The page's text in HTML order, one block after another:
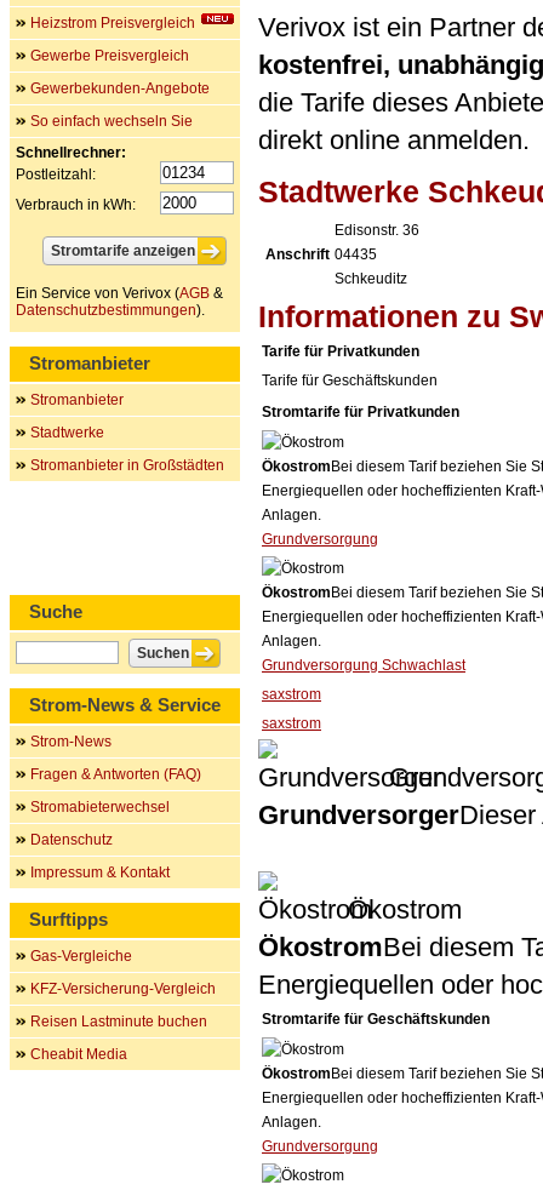
Verivox ist ein Partner
kostenfrei,
die Tarife dieses
direkt online anmelden.
Stadtwerke
Anschrift
Edisonstr. 36
04435
Schkeuditz
Informationen zu
Tarife für Privatkunden
Tarife für Geschäftskunden
Stromtarife für Privatkunden
Ökostrom Bei diesem Tarif beziehen Sie
Energiequellen oder hocheffizienten
Anlagen.
Grundversorgung
Ökostrom Bei diesem Tarif beziehen Sie
Energiequellen oder hocheffizienten
Anlagen.
Grundversorgung Schwachlast
saxstrom
saxstrom
GrundversorgerDieser
Ökostrom
ÖkostromBei diesem
Energiequellen oder
Stromtarife für Geschäftskunden
Ökostrom Bei diesem Tarif beziehen Sie
Energiequellen oder hocheffizienten
Anlagen.
Grundversorgung
Heizstrom Preisvergleich
Gewerbe Preisvergleich
Gewerbekunden-Angebote
So einfach wechseln Sie
Schnellrechner:
Postleitzahl:
Verbrauch in kWh:
Ein Service von Verivox (AGB &
Datenschutzbestimmungen).
Stromanbieter
Stromanbieter
Stadtwerke
Stromanbieter in Großstädten
Suche
Strom-News & Service
Strom-News
Fragen & Antworten (FAQ)
Stromabieterwechsel
Datenschutz
Impressum & Kontakt
Surftipps
Gas-Vergleiche
KFZ-Versicherung-Vergleich
Reisen Lastminute buchen
Cheabit Media